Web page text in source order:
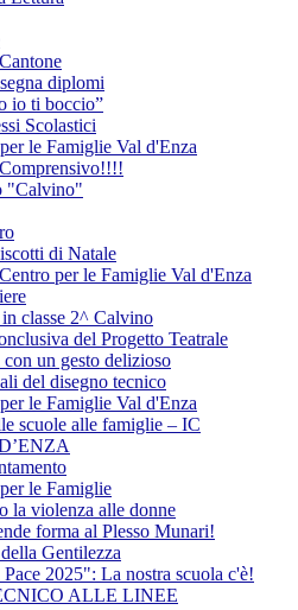
diplomi
io ti boccio”
Scolastici
le Famiglie Val d'Enza
"Calvino"
di Natale
per le Famiglie Val d'Enza
classe 2^ Calvino
del Progetto Teatrale
un gesto delizioso
del disegno tecnico
le Famiglie Val d'Enza
scuole alle famiglie – IC
le Famiglie
la violenza alle donne
forma al Plesso Munari!
Gentilezza
2025": La nostra scuola c'è!
ALLE LINEE